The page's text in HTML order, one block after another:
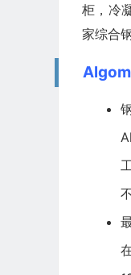
柜，冷
家综合